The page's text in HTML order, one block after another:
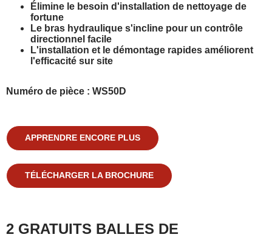
Élimine le besoin d'installation de nettoyage de
fortune
Le bras hydraulique s'incline pour un contrôle
directionnel facile
L'installation et le démontage rapides améliorent
l'efficacité sur site
Numéro de pièce : WS50D
APPRENDRE ENCORE PLUS
TÉLÉCHARGER LA BROCHURE
2 GRATUITS BALLES DE